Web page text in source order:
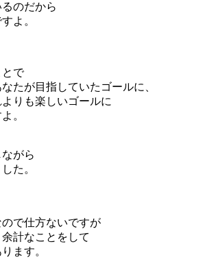
のだから
よ。
とで
たが目指していたゴールに、
りも楽しいゴールに
。
がら
た。
で仕方ないですが
計なことをして
ます。